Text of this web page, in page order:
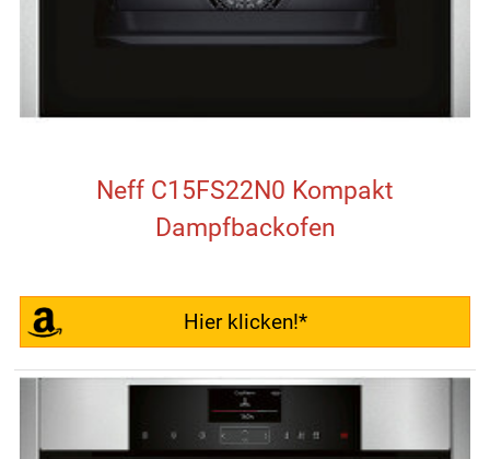
Neff C15FS22N0 Kompakt
Dampfbackofen
Hier klicken!*